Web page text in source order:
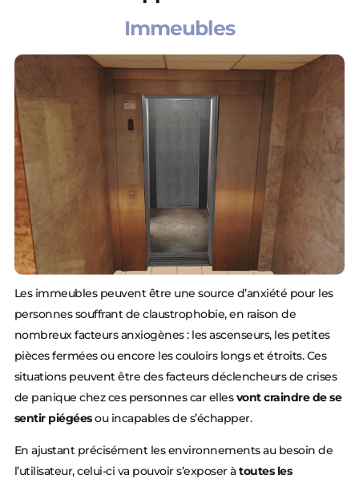
Immeubles
Les immeubles peuvent être une source d’anxiété pour les
personnes souffrant de claustrophobie, en raison de
nombreux facteurs anxiogènes : les ascenseurs, les petites
pièces fermées ou encore les couloirs longs et étroits. Ces
situations peuvent être des facteurs déclencheurs de crises
de panique chez ces personnes car ellesvont craindre de se
sentir piégéesou incapables de s’échapper.
En ajustant précisément les environnements au besoin de
l’utilisateur, celui-ci va pouvoir s’exposer àtoutes les